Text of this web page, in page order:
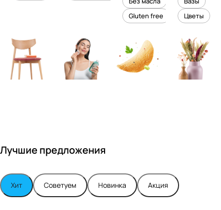
Турским
рина
Gluten free
вашем
интерье
Цветы
Лучшие предложения
Хит Советуем Новинка Акция